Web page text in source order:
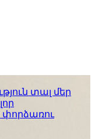
տալ մեր
փորձառու